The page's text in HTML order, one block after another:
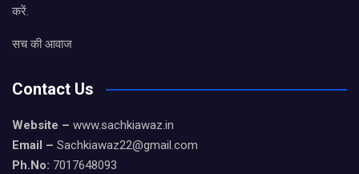
करें.
सच की आवाज
Contact Us
Website – www.sachkiawaz.in
Email – Sachkiawaz22@gmail.com
Ph.No: 7017648093